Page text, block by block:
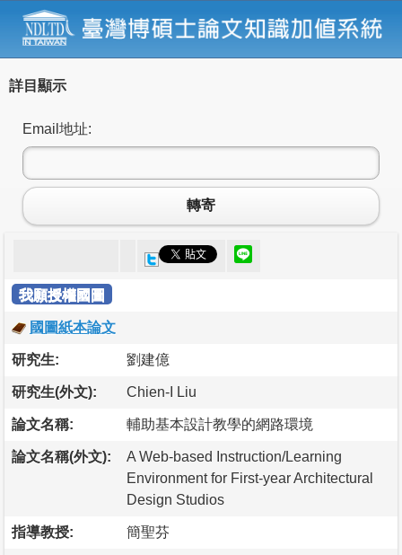
詳目顯示
Email地址:
轉寄
我願授權國圖
國圖紙本論文
研究生: 劉建億
研究生(外文): Chien-I Liu
論文名稱: 輔助基本設計教學的網路環境
論文名稱(外文):
A Web-based Instruction/Learning
Environment for First-year Architectural
Design Studios
指導教授: 簡聖芬